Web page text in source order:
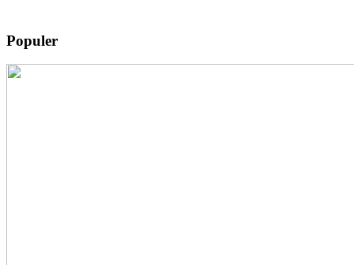
Populer